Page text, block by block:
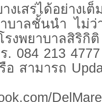
างเสร่ได้อย่าง
บาลชั้นนำ ไม่ว่
โรงพยาบาลสิ
084 213
สามารถ